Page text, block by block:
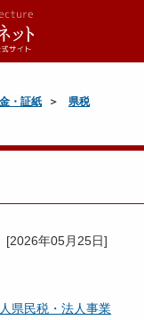
・証紙
県税
[2026年05月25日]
県民税・法人事業